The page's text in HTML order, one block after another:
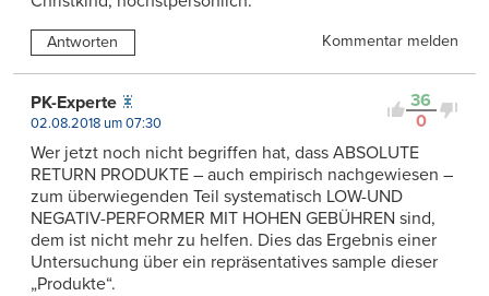
Antworten Kommentar melden
36
0
PK-Experte
02.08.2018 um 07:30
Wer jetzt noch nicht begriffen hat, dass ABSOLUTE
RETURN PRODUKTE – auch empirisch nachgewiesen –
zum überwiegenden Teil systematisch LOW-UND
NEGATIV-PERFORMER MIT HOHEN GEBÜHREN sind,
dem ist nicht mehr zu helfen. Dies das Ergebnis einer
Untersuchung über ein repräsentatives sample dieser
„Produkte“.